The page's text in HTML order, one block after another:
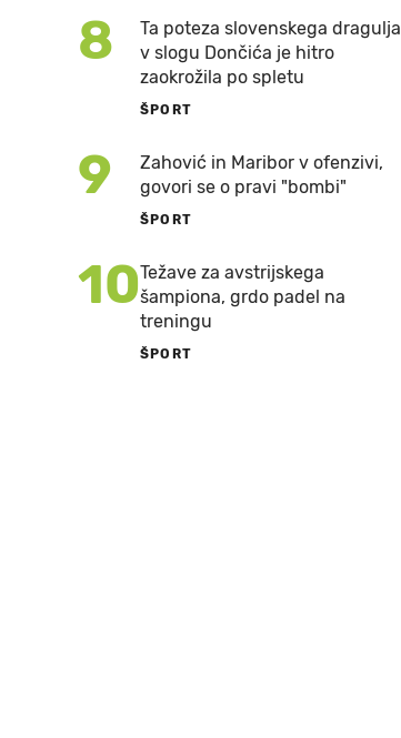
8
Ta poteza slovenskega dragulja
v slogu Dončića je hitro
zaokrožila po spletu
ŠPORT
9
Zahović in Maribor v ofenzivi,
govori se o pravi "bombi"
ŠPORT
10Težave za avstrijskega
šampiona, grdo padel na
treningu
ŠPORT